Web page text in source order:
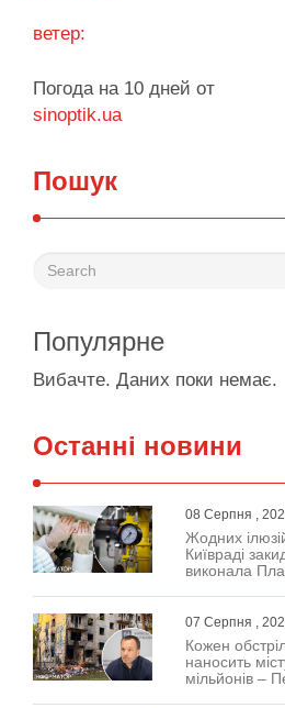
Поділитися у соцмережах:
ветер:
Погода на 10 дней от
sinoptik.ua
Пошук
Популярне
Вибачте. Даних поки немає.
Останні новини
08 Серпня ,
Жодних
Київраді
виконала
07 Серпня ,
Кожен
наносить
мільйонів –